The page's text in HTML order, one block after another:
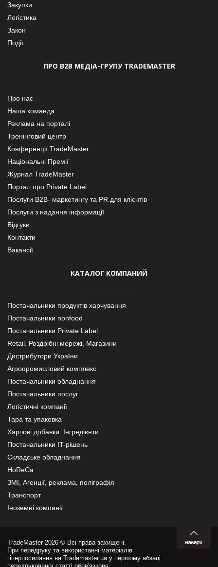
Закупки
Логістика
Закон
Події
ПРО В2В МЕДІА-ГРУПУ TRADEMASTER
Про нас
Наша команда
Реклама на порталі
Тренінговий центр
Конференції TradeMaster
Національні Премії
Журнал TradeMaster
Портал про Private Label
Послуги В2В- маркетингу та PR для клієнтів
Послуги з надання інформації
Відгуки
Контакти
Вакансії
КАТАЛОГ КОМПАНИЙ
Постачальники продуктів харчування
Постачальники nonfood
Постачальники Private Label
Retail. Роздрібні мережі, Магазини
Дистрибутори України
Агропромисловий комплекс
Постачальники обладнання
Постачальники послуг
Логістичні компанії
Тара та упаковка
Харчові добавки. Інгредієнти.
Постачальники IT-рішень
Складське обладнання
HoReCa
ЗМІ, Агенції, реклама, поліграфія
Транспорт
Іноземні компанії
TradeMaster 2026 © Всі права захищені.
При передруку та використанні матеріалів
гіперпосилання на Trademaster.ua у першому абзаці